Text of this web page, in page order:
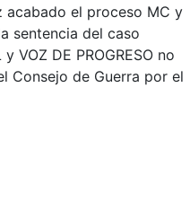
acabado el proceso MC y
sentencia del caso
VOZ DE PROGRESO no
Consejo de Guerra por el